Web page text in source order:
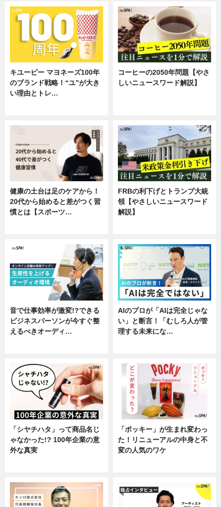
キユーピー マヨネーズ100年
のブランド戦略！“ユ”が大き
い理由とトレ…
コーヒーの2050年問題【やさ
しいニュースワード解説】
健康の土台は足のケアから！
20代から始めると差がつく習
慣とは【スポーツ…
FRBの利下げとトランプ大統
領【やさしいニュースワード
解説】
音で仕事効率が激変!?できる
ビジネスパーソンが今すぐ整
えるべきオーディ…
AIのプロが「AIは完全じゃな
い」と断言！「むしろ人が管
理する未来にな…
「シヤチハタ」って商品名じ
ゃなかった!? 100年企業の意
外な真実
「ポッキー」が生まれ変わっ
た！リニューアルの中身と不
変の人気のワケ